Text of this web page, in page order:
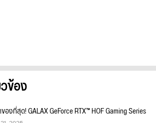
ข้อง
องที่สุด! GALAX GeForce RTX™ HOF Gaming Series